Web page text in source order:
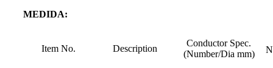
MEDIDA:
Item No. Description
Conductor Spec.
(Number/Dia mm)